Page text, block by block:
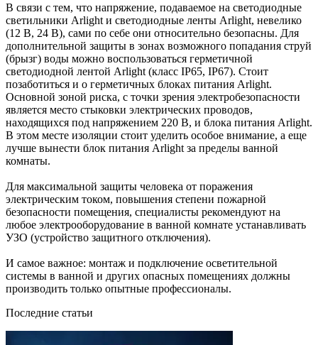
В связи с тем, что напряжение, подаваемое на светодиодные
светильники Arlight и светодиодные ленты Arlight, невелико
(12 В, 24 В), сами по себе они относительно безопасны. Для
дополнительной защиты в зонах возможного попадания струй
(брызг) воды можно воспользоваться герметичной
светодиодной лентой Arlight (класс IP65, IP67). Стоит
позаботиться и о герметичных блоках питания Arlight.
Основной зоной риска, с точки зрения электробезопасности
является место стыковки электрических проводов,
находящихся под напряжением 220 В, и блока питания Arlight.
В этом месте изоляции стоит уделить особое внимание, а еще
лучше вынести блок питания Arlight за пределы ванной
комнаты.
Для максимальной защиты человека от поражения
электрическим током, повышения степени пожарной
безопасности помещения, специалисты рекомендуют на
любое электрооборудование в ванной комнате устанавливать
УЗО (устройство защитного отключения).
И самое важное: монтаж и подключение осветительной
системы в ванной и других опасных помещениях должны
производить только опытные профессионалы.
Последние статьи